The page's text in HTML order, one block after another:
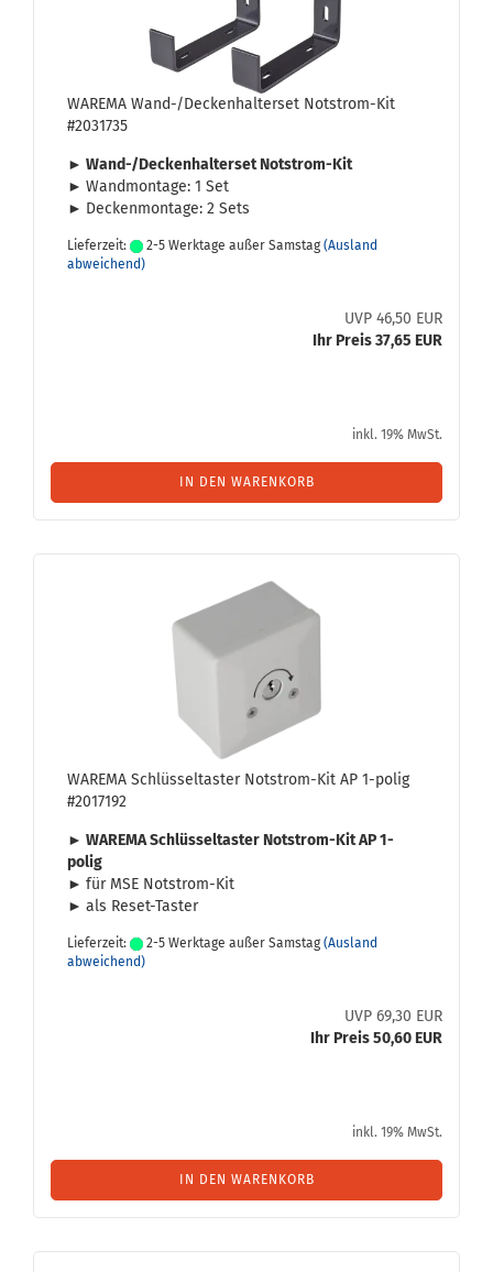
WA­RE­MA Wand-/De­cken­hal­ter­set Notstrom-​​Kit
#2031735
► Wand-/De­cken­hal­ter­set Notstrom-​Kit
► Wand­mon­ta­ge: 1 Set
► De­cken­mon­ta­ge: 2 Sets
Lieferzeit: 2-5 Werktage außer Samstag (Ausland
abweichend)
UVP 46,50 EUR
Ihr Preis 37,65 EUR
inkl. 19% MwSt.
IN DEN WARENKORB
WA­RE­MA Schlüs­sel­tas­ter Notstrom-​​Kit AP 1-​polig
#2017192
► WA­RE­MA Schlüs­sel­tas­ter Notstrom-​Kit AP 1-​
polig
► für MSE Notstrom-​Kit
► als Reset-​Taster
Lieferzeit: 2-5 Werktage außer Samstag (Ausland
abweichend)
UVP 69,30 EUR
Ihr Preis 50,60 EUR
inkl. 19% MwSt.
IN DEN WARENKORB